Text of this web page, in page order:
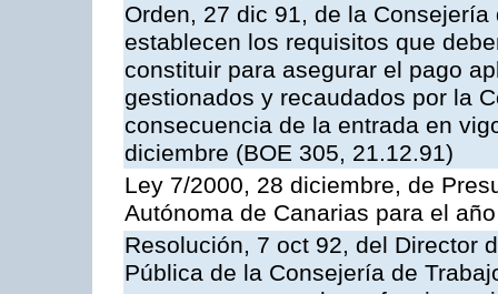
Orden, 27 dic 91, de la
establecen los requisitos que
constituir para asegurar el pago
gestionados y recaudados por la
consecuencia de la entrada en
diciembre (BOE 305, 21.12.91)
Ley 7/2000, 28 diciembre, de
Autónoma de Canarias para el
Resolución, 7 oct 92, del Director
Pública de la Consejería de